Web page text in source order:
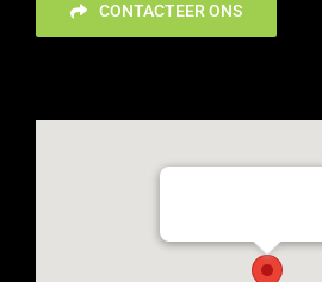
CONTACTEER ONS
Flevoweg 35c, 2318